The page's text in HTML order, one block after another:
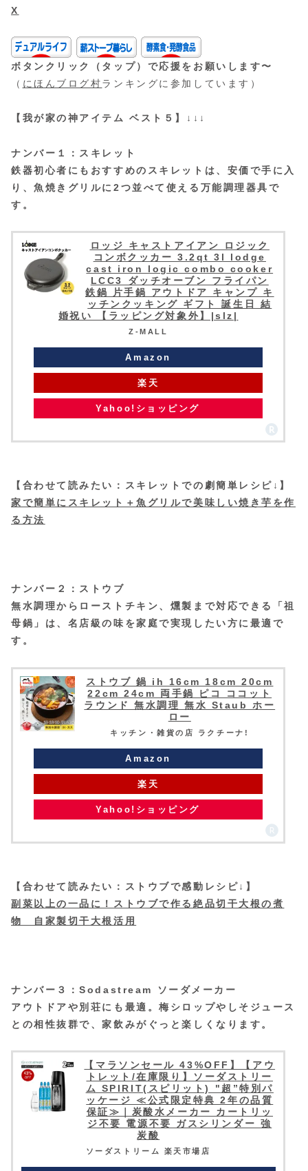
X
ボタンクリック（タップ）で応援をお願いします〜
（ にほんブログ村ランキングに参加しています）
【我が家の神アイテム ベスト５】↓↓↓
ナンバー１：スキレット
鉄器初心者にもおすすめのスキレットは、安価で手に入
り、魚焼きグリルに2つ並べて使える万能調理器具で
す。
ロッジ キャストアイアン ロジック
コンボクッカー 3.2qt 3l lodge
cast iron logic combo cooker
LCC3 ダッチオーブン フライパン
鉄鍋 片手鍋 アウトドア キャンプ キ
ッチンクッキング ギフト 誕生日 結
婚祝い 【ラッピング対象外】|slz|
Z-MALL
Amazon
楽天
Yahoo!ショッピング
【合わせて読みたい：スキレットでの劇簡単レシピ↓】
家で簡単にスキレット＋魚グリルで美味しい焼き芋を作
る方法
ナンバー２：ストウブ
無水調理からローストチキン、燻製まで対応できる「祖
母鍋」は、名店級の味を家庭で実現したい方に最適で
す。
ストウブ 鍋 ih 16cm 18cm 20cm
22cm 24cm 両手鍋 ピコ ココット
ラウンド 無水調理 無水 Staub ホー
ロー
キッチン・雑貨の店 ラクチーナ!
Amazon
楽天
Yahoo!ショッピング
【合わせて読みたい：ストウブで感動レシピ↓】
副菜以上の一品に！ストウブで作る絶品切干大根の煮
物 自家製切干大根活用
ナンバー３：Sodastream ソーダメーカー
アウトドアや別荘にも最適。梅シロップやしそジュース
との相性抜群で、家飲みがぐっと楽しくなります。
【マラソンセール 43%OFF】【アウ
トレット/在庫限り】ソーダストリー
ム SPIRIT(スピリット) "超”特別パ
ッケージ ≪公式限定特典 2年の品質
保証≫｜炭酸水メーカー カートリッ
ジ不要 電源不要 ガスシリンダー 強
炭酸
ソーダストリーム 楽天市場店